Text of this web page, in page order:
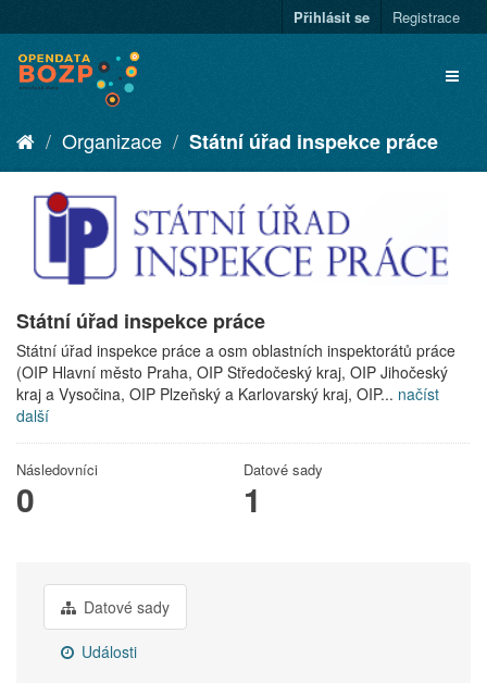
Přihlásit se Registrace
Organizace Státní úřad inspekce práce
Státní úřad inspekce práce
Státní úřad inspekce práce a osm oblastních inspektorátů práce
(OIP Hlavní město Praha, OIP Středočeský kraj, OIP Jihočeský
kraj a Vysočina, OIP Plzeňský a Karlovarský kraj, OIP... načíst
další
Následovníci
0
Datové sady
1
Datové sady
Události